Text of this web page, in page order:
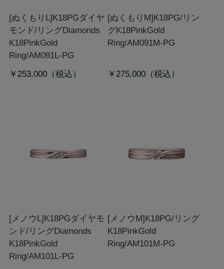
[ぬくもりL]K18PGダイヤ
モンド/リングDiamonds
K18PinkGold
Ring/AM091L-PG
￥253,000
[ぬくもりM]K18PG/リン
グK18PinkGold
Ring/AM091M-PG
￥275,000
[メノウL]K18PGダイヤモ
ンド/リングDiamonds
K18PinkGold
Ring/AM101L-PG
[メノウM]K18PG/リング
K18PinkGold
Ring/AM101M-PG